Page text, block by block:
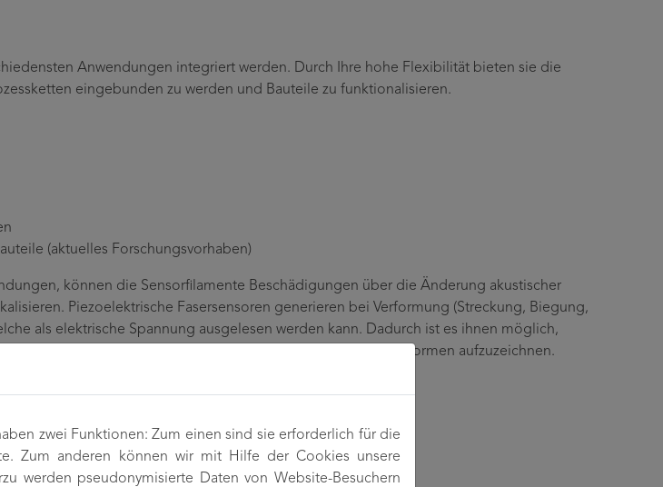
Anwendungen integriert werden. Durch Ihre hohe Flexibilität bieten sie die
eingebunden zu werden und Bauteile zu funktionalisieren.
(aktuelles Forschungsvorhaben)
können die Sensorfilamente Beschädigungen über die Änderung akustischer
Piezoelektrische Fasersensoren generieren bei Verformung (Streckung, Biegung,
als elektrische Spannung ausgelesen werden kann. Dadurch ist es ihnen möglich,
Verformungen von Textilien oder anderen flexiblen Bauformen aufzuzeichnen.
zwei Funktionen: Zum einen sind sie erforderlich für die
Zum anderen können wir mit Hilfe der Cookies unsere
werden pseudonymisierte Daten von Website-Besuchern